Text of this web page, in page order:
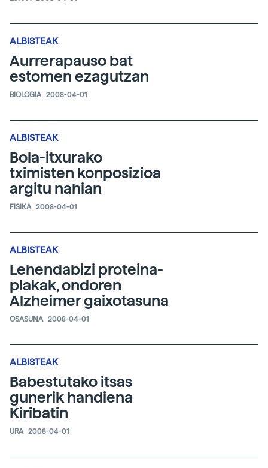
ALBISTEAK
Aurrerapauso bat
estomen ezagutzan
BIOLOGIA 2008-04-01
ALBISTEAK
Bola-itxurako
tximisten konposizioa
argitu nahian
FISIKA 2008-04-01
ALBISTEAK
Lehendabizi proteina-
plakak, ondoren
Alzheimer gaixotasuna
OSASUNA 2008-04-01
ALBISTEAK
Babestutako itsas
gunerik handiena
Kiribatin
URA 2008-04-01